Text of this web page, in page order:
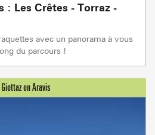
: Les Crêtes - Torraz -
avec un panorama à vous
du parcours !